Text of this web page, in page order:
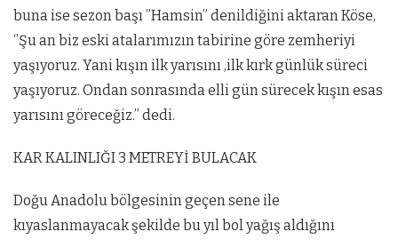
buna ise sezon başı ”Hamsin” denildiğini aktaran Köse,
‘’Şu an biz eski atalarımızın tabirine göre zemheriyi
yaşıyoruz. Yani kışın ilk yarısını ,ilk kırk günlük süreci
yaşıyoruz. Ondan sonrasında elli gün sürecek kışın esas
yarısını göreceğiz.’’ dedi.
KAR KALINLIĞI 3 METREYİ BULACAK
Doğu Anadolu bölgesinin geçen sene ile
kıyaslanmayacak şekilde bu yıl bol yağış aldığını